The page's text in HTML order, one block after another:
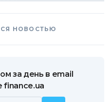
НОВОСТЬЮ
за день в email
finance.ua